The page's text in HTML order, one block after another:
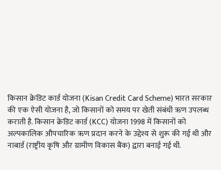
किसान क्रेडिट कार्ड योजना (Kisan Credit Card Scheme) भारत सरकार
की एक ऐसी योजना है, जो किसानों को समय पर खेती संबंधी ऋण उपलब्ध
कराती है. किसान क्रेडिट कार्ड (KCC) योजना 1998 में किसानों को
अल्पकालिक औपचारिक ऋण प्रदान करने के उद्देश्य से शुरू की गई थी और
नाबार्ड (राष्ट्रीय कृषि और ग्रामीण विकास बैंक) द्वारा बनाई गई थी.